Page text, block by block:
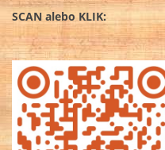
SCAN alebo KLIK: